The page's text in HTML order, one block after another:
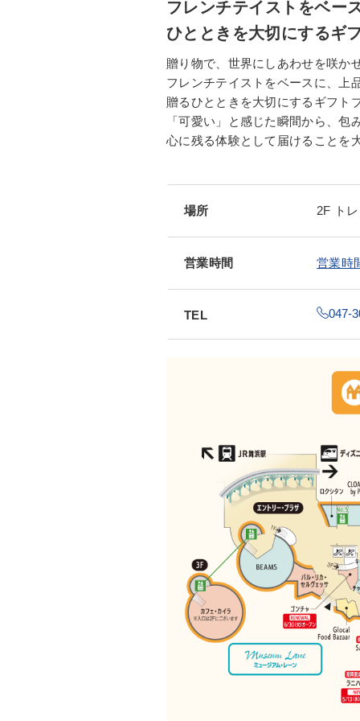
フレンチテイストをベー
ひとときを大切にするギ
贈り物で、世界にしあわせを咲か
フレンチテイストをベースに、上
贈るひとときを大切にするギフト
「可愛い」と感じた瞬間から、
心に残る体験として届けることを
場所 2F ト
営業時間 営業時
TEL 047-